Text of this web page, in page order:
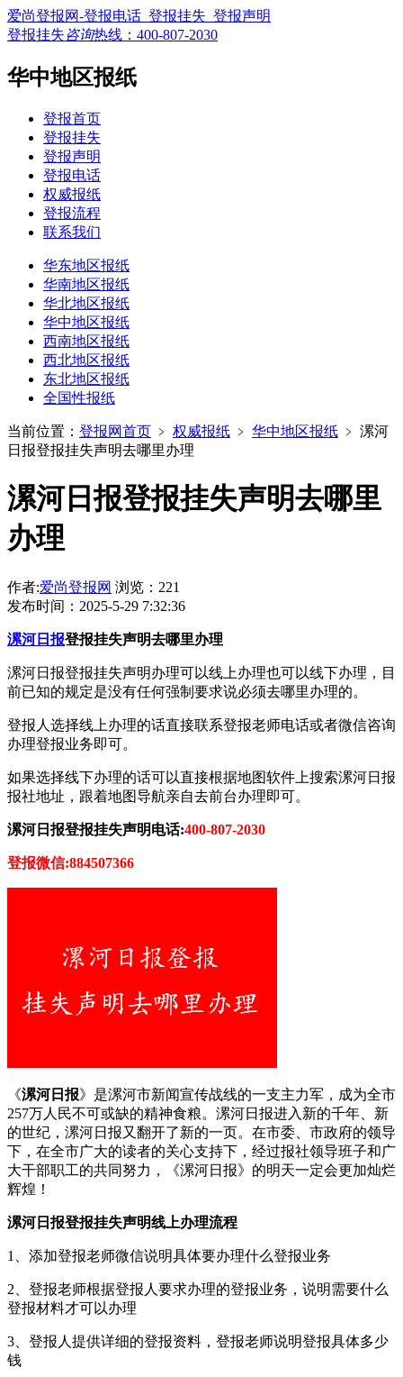
爱尚登报网-登报电话_登报挂失_登报声明
登报挂失咨询热线： 400-807-2030
华中地区报纸
登报首页
登报挂失
登报声明
登报电话
权威报纸
登报流程
联系我们
华东地区报纸
华南地区报纸
华北地区报纸
华中地区报纸
西南地区报纸
西北地区报纸
东北地区报纸
全国性报纸
当前位置： 登报网首页 ﹥ 权威报纸 ﹥ 华中地区报纸 ﹥ 漯河
日报登报挂失声明去哪里办理
漯河日报登报挂失声明去哪里
办理
作者:爱尚登报网 浏览：221
发布时间：2025-5-29 7:32:36
漯河日报登报挂失声明去哪里办理
漯河日报登报挂失声明办理可以线上办理也可以线下办理，目
前已知的规定是没有任何强制要求说必须去哪里办理的。
登报人选择线上办理的话直接联系登报老师电话或者微信咨询
办理登报业务即可。
如果选择线下办理的话可以直接根据地图软件上搜索漯河日报
报社地址，跟着地图导航亲自去前台办理即可。
漯河日报登报挂失声明电话:400-807-2030
登报微信:884507366
《漯河日报》是漯河市新闻宣传战线的一支主力军，成为全市
257万人民不可或缺的精神食粮。漯河日报进入新的千年、新
的世纪，漯河日报又翻开了新的一页。在市委、市政府的领导
下，在全市广大的读者的关心支持下，经过报社领导班子和广
大干部职工的共同努力，《漯河日报》的明天一定会更加灿烂
辉煌！
漯河日报登报挂失声明线上办理流程
1、添加登报老师微信说明具体要办理什么登报业务
2、登报老师根据登报人要求办理的登报业务，说明需要什么
登报材料才可以办理
3、登报人提供详细的登报资料，登报老师说明登报具体多少
钱